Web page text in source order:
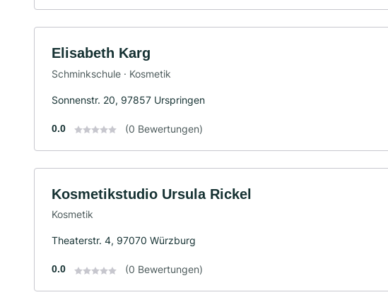
Elisabeth Karg
Schminkschule · Kosmetik
Sonnenstr. 20, 97857 Urspringen
0.0 (0 Bewertungen)
Kosmetikstudio Ursula Rickel
Kosmetik
Theaterstr. 4, 97070 Würzburg
0.0 (0 Bewertungen)